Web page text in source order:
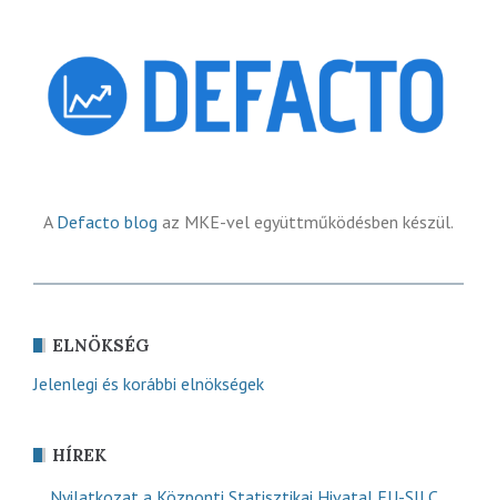
A Defacto blog az MKE-vel együttműködésben készül.
ELNÖKSÉG
Jelenlegi és korábbi elnökségek
HÍREK